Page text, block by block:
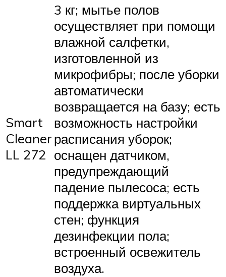
Smart
Cleaner
LL 272
3 кг; мытье полов
осуществляет при помощи
влажной салфетки,
изготовленной из
микрофибры; после уборки
автоматически
возвращается на базу; есть
возможность настройки
расписания уборок;
оснащен датчиком,
предупреждающий
падение пылесоса; есть
поддержка виртуальных
стен; функция
дезинфекции пола;
встроенный освежитель
воздуха.